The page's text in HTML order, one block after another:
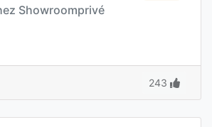
Showroomprivé
243